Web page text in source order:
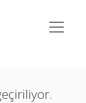
menüyü
aç